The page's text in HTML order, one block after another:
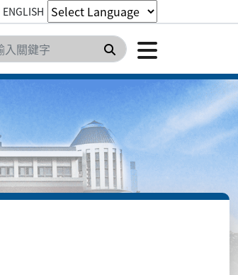
ENGLISH
搜尋 點擊開